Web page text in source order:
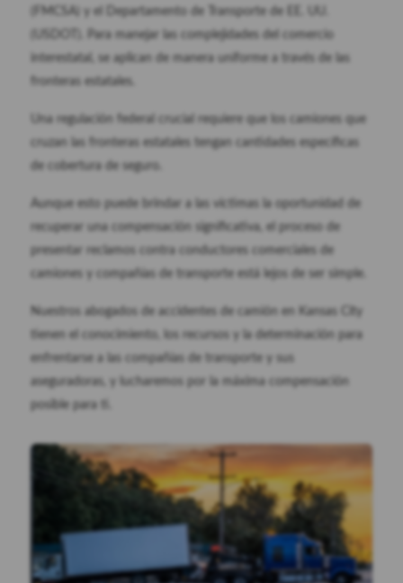
(FMCSA) y el Departamento de Transporte de EE. UU.
(USDOT). Para manejar las complejidades del comercio
interestatal, se aplican de manera uniforme a través de las
fronteras estatales.
Una regulación federal crucial requiere que los camiones que
cruzan las fronteras estatales tengan cantidades específicas
de cobertura de seguro.
Aunque esto puede brindar a las víctimas la oportunidad de
recuperar una compensación significativa, el proceso de
presentar reclamos contra conductores comerciales de
camiones y compañías de transporte está lejos de ser simple.
Nuestros abogados de accidentes de camión en Kansas City
tienen el conocimiento, los recursos y la determinación para
enfrentarse a las compañías de transporte y sus
aseguradoras, y lucharemos por la máxima compensación
posible para ti.